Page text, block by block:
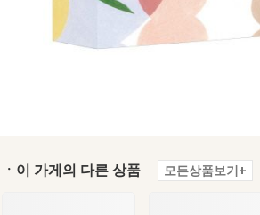
ㆍ이 가게의 다른 상품 모든상품보기+